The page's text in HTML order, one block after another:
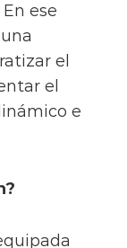
ese
el
el
e